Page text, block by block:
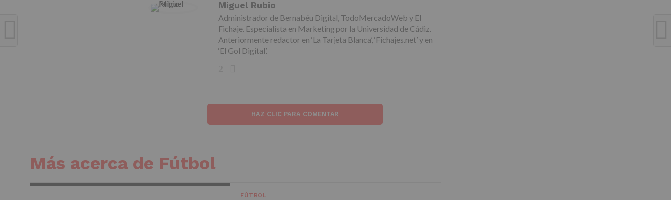
Miguel Rubio
Administrador de Bernabéu Digital, TodoMercadoWeb y El
Fichaje. Especialista en Marketing por la Universidad de Cádiz.
Anteriormente redactor en ‘La Tarjeta Blanca’, ‘Fichajes.net’ y en
‘El Gol Digital’.
HAZ CLIC PARA COMENTAR
Más acerca de Fútbol
FÚTBOL